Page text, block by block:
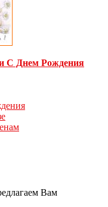
С Днем Рождения
Вам